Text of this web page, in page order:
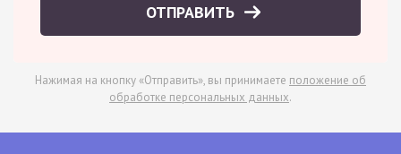
ОТПРАВИТЬ
Нажимая на кнопку «Отправить», вы принимаете положение об
обработке персональных данных.